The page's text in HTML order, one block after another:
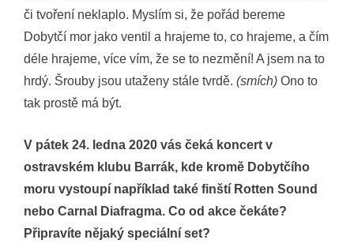
či tvoření neklaplo. Myslím si, že pořád bereme
Dobytčí mor jako ventil a hrajeme to, co hrajeme, a čím
déle hrajeme, více vím, že se to nezmění! A jsem na to
hrdý. Šrouby jsou utaženy stále tvrdě. (smích) Ono to
tak prostě má být.
V pátek 24. ledna 2020 vás čeká koncert v
ostravském klubu Barrák, kde kromě Dobytčího
moru vystoupí například také finští Rotten Sound
nebo Carnal Diafragma. Co od akce čekáte?
Připravíte nějaký speciální set?